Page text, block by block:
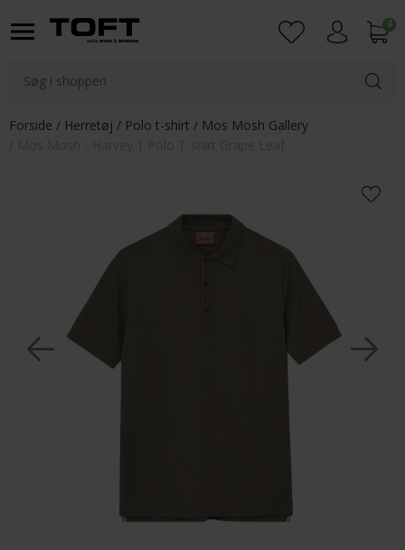
0
Forside Herretøj Polo t-shirt
Mos Mosh Gallery